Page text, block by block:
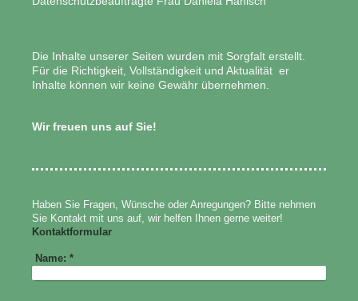
Die Inhalte unserer Seiten wurden mit Sorgfalt erstellt.
Für die Richtigkeit, Vollständigkeit und Aktualität er
Inhalte können wir keine Gewähr übernehmen.
Wir freuen uns auf Sie!
Haben Sie Fragen, Wünsche oder Anregungen? Bitte nehmen
Sie Kontakt mit uns auf, wir helfen Ihnen gerne weiter!
Kontaktformular
Name: *